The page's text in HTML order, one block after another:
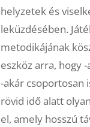
helyzetek és
leküzdésében.
metodikájának
eszköz arra, hogy
-akár csoportosan
rövid idő alatt
el, amely hosszú